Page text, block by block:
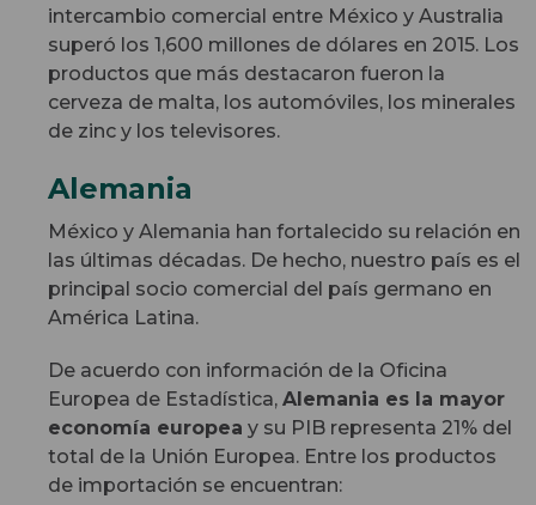
intercambio comercial entre México y Australia
superó los 1,600 millones de dólares en 2015. Los
productos que más destacaron fueron la
cerveza de malta, los automóviles, los minerales
de zinc y los televisores.
Alemania
México y Alemania han fortalecido su relación en
las últimas décadas. De hecho, nuestro país es el
principal socio comercial del país germano en
América Latina.
De acuerdo con información de la Oficina
Europea de Estadística, Alemania es la mayor
economía europea y su PIB representa 21% del
total de la Unión Europea. Entre los productos
de importación se encuentran: